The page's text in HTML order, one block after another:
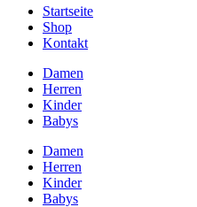
Startseite
Shop
Kontakt
Damen
Herren
Kinder
Babys
Damen
Herren
Kinder
Babys